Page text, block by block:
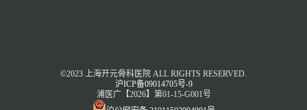
©2023 上海开元骨科医院 ALL RIGHTS RESERVED.
沪ICP备09014705号-9
浦医广【2026】第01-15-G001号